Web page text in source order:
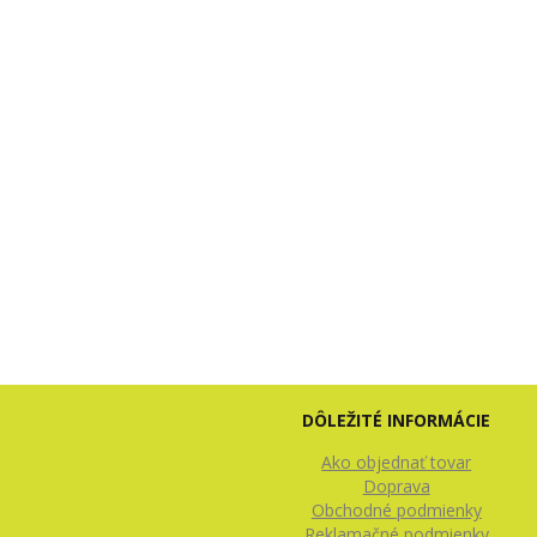
DÔLEŽITÉ INFORMÁCIE
Ako objednať tovar
Doprava
Obchodné podmienky